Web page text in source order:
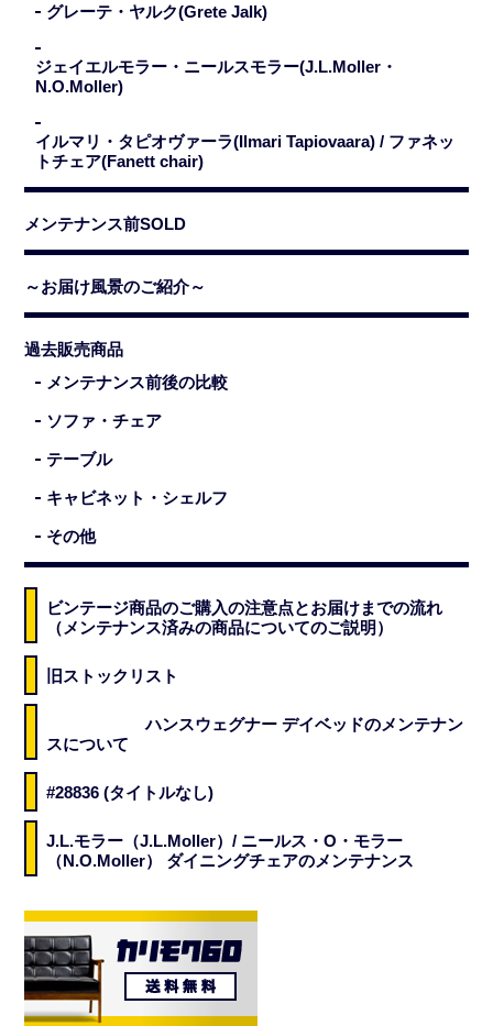
グレーテ・ヤルク(Grete Jalk)
ジェイエルモラー・ニールスモラー(J.L.Moller・
N.O.Moller)
イルマリ・タピオヴァーラ(Ilmari Tapiovaara) / ファネッ
トチェア(Fanett chair)
メンテナンス前SOLD
～お届け風景のご紹介～
過去販売商品
メンテナンス前後の比較
ソファ・チェア
テーブル
キャビネット・シェルフ
その他
ビンテージ商品のご購入の注意点とお届けまでの流れ
（メンテナンス済みの商品についてのご説明）
旧ストックリスト
ハンスウェグナー デイベッドのメンテナン
スについて
#28836 (タイトルなし)
J.L.モラー（J.L.Moller）/ ニールス・O・モラー
（N.O.Moller） ダイニングチェアのメンテナンス